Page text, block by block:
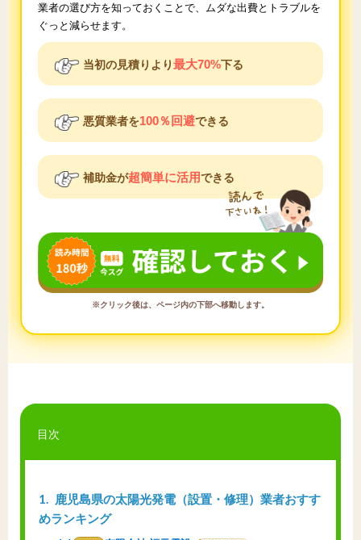
業者の選び方を知っておくことで、ムダな出費とトラブルを
ぐっと減らせます。
当初の見積りより最大70%下る
悪質業者を100％回避できる
補助金が超簡単に活用できる
※クリック後は、ページ内の下部へ移動します。
目次
1
鹿児島県の太陽光発電（設置・修理）業者おすす
めランキング